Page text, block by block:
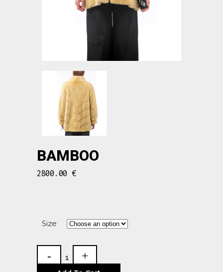
BAMBOO
2800.00 €
Size